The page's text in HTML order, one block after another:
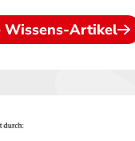
Wissens-Artikel